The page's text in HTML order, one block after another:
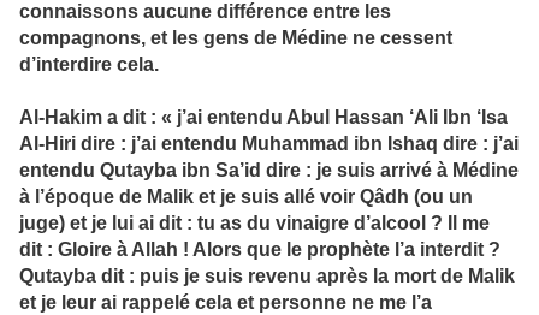
connaissons aucune différence entre les
compagnons, et les gens de Médine ne cessent
d’interdire cela.
Al-Hakim a dit : « j’ai entendu Abul Hassan ‘Ali Ibn ‘Isa
Al-Hiri dire : j’ai entendu Muhammad ibn Ishaq dire : j’ai
entendu Qutayba ibn Sa’id dire : je suis arrivé à Médine
à l’époque de Malik et je suis allé voir Qâdh (ou un
juge) et je lui ai dit : tu as du vinaigre d’alcool ? Il me
dit : Gloire à Allah ! Alors que le prophète l’a interdit ?
Qutayba dit : puis je suis revenu après la mort de Malik
et je leur ai rappelé cela et personne ne me l’a